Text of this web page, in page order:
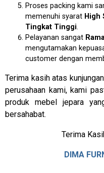
Proses packing kami
memenuhi syarat High
Tingkat Tinggi.
Pelayanan sangat
mengutamakan
customer dengan
Terima kasih atas
perusahaan kami, kami
produk mebel jepara
bersahabat.
Terima
DIMA